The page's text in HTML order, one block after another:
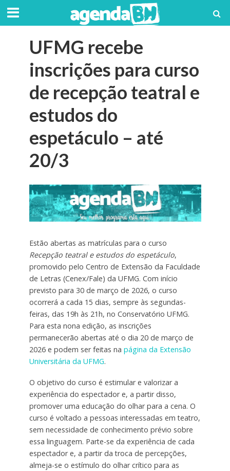
UFMG recebe
inscrições para curso
de recepção teatral e
estudos do
espetáculo – até
20/3
Estão abertas as matrículas para o curso
Recepção teatral e estudos do espetáculo,
promovido pelo Centro de Extensão da Faculdade
de Letras (Cenex/Fale) da UFMG. Com início
previsto para 30 de março de 2026, o curso
ocorrerá a cada 15 dias, sempre às segundas-
feiras, das 19h às 21h, no Conservatório UFMG.
Para esta nona edição, as inscrições
permanecerão abertas até o dia 20 de março de
2026 e podem ser feitas na página da Extensão
Universitária da UFMG.
O objetivo do curso é estimular e valorizar a
experiência do espectador e, a partir disso,
promover uma educação do olhar para a cena. O
curso é voltado a pessoas interessadas em teatro,
sem necessidade de conhecimento prévio sobre
essa linguagem. Parte-se da experiência de cada
espectador e, a partir da troca de percepções,
almeja-se o estímulo do olhar crítico para as